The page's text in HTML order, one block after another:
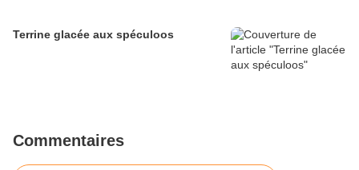
Terrine glacée aux spéculoos
Commentaires